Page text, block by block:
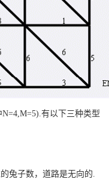
有以下三种类型
兔子数，道路是无向的.